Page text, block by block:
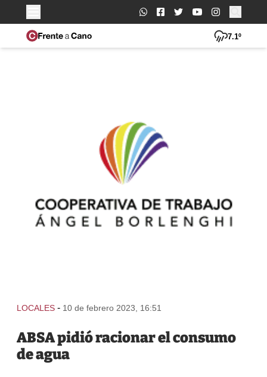
Buscar:
7.1º
LOCALES - 10 de febrero 2023, 16:51
ABSA pidió racionar el consumo
de agua